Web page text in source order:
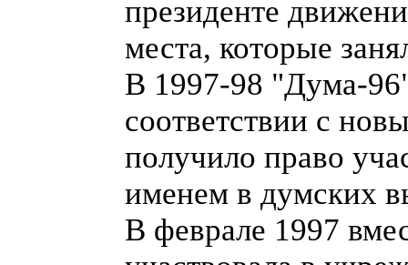
президенте
места, которые
В 1997-98 "Дума-
соответствии с
получило право
именем в думских
В феврале 1997